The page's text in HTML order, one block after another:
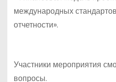
международных
отчетности».
Участники мероприятия
вопросы.